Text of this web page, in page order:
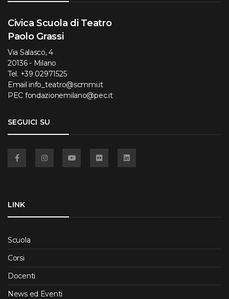
Civica Scuola di Teatro
Paolo Grassi
Via Salasco, 4
20136 - Milano
Tel. +39 02971525
Email info_teatro@scmmi.it
PEC fondazionemilano@pec.it
SEGUICI SU
LINK
Scuola
Corsi
Docenti
News ed Eventi